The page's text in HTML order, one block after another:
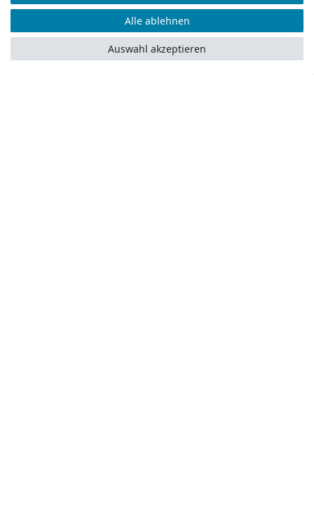
Alle ablehnen
Auswahl akzeptieren
Alle ablehnen
Auswahl akzeptieren